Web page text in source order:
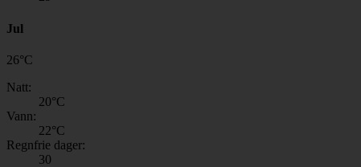
Jul
26°C
Natt:
20°C
Vann:
22°C
Regnfrie dager:
30